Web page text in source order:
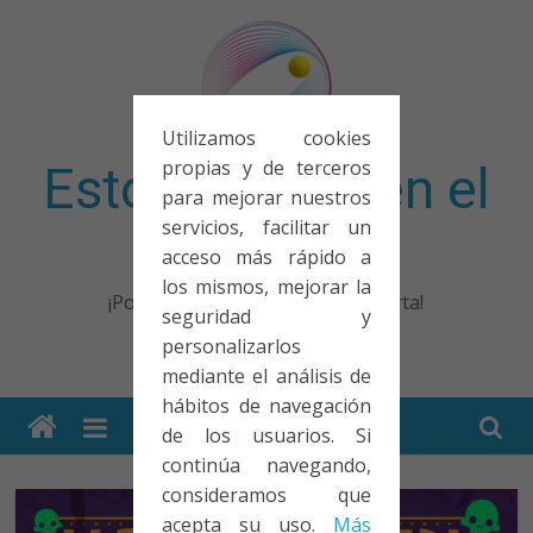
Utilizamos cookies
propias y de terceros
para mejorar nuestros
servicios, facilitar un
acceso más rápido a
los mismos, mejorar la
seguridad y
personalizarlos
mediante el análisis de
hábitos de navegación
de los usuarios. Si
continúa navegando,
consideramos que
acepta su uso. Más
Esto no entra en el
examen
¡Porque no solo el examen importa!